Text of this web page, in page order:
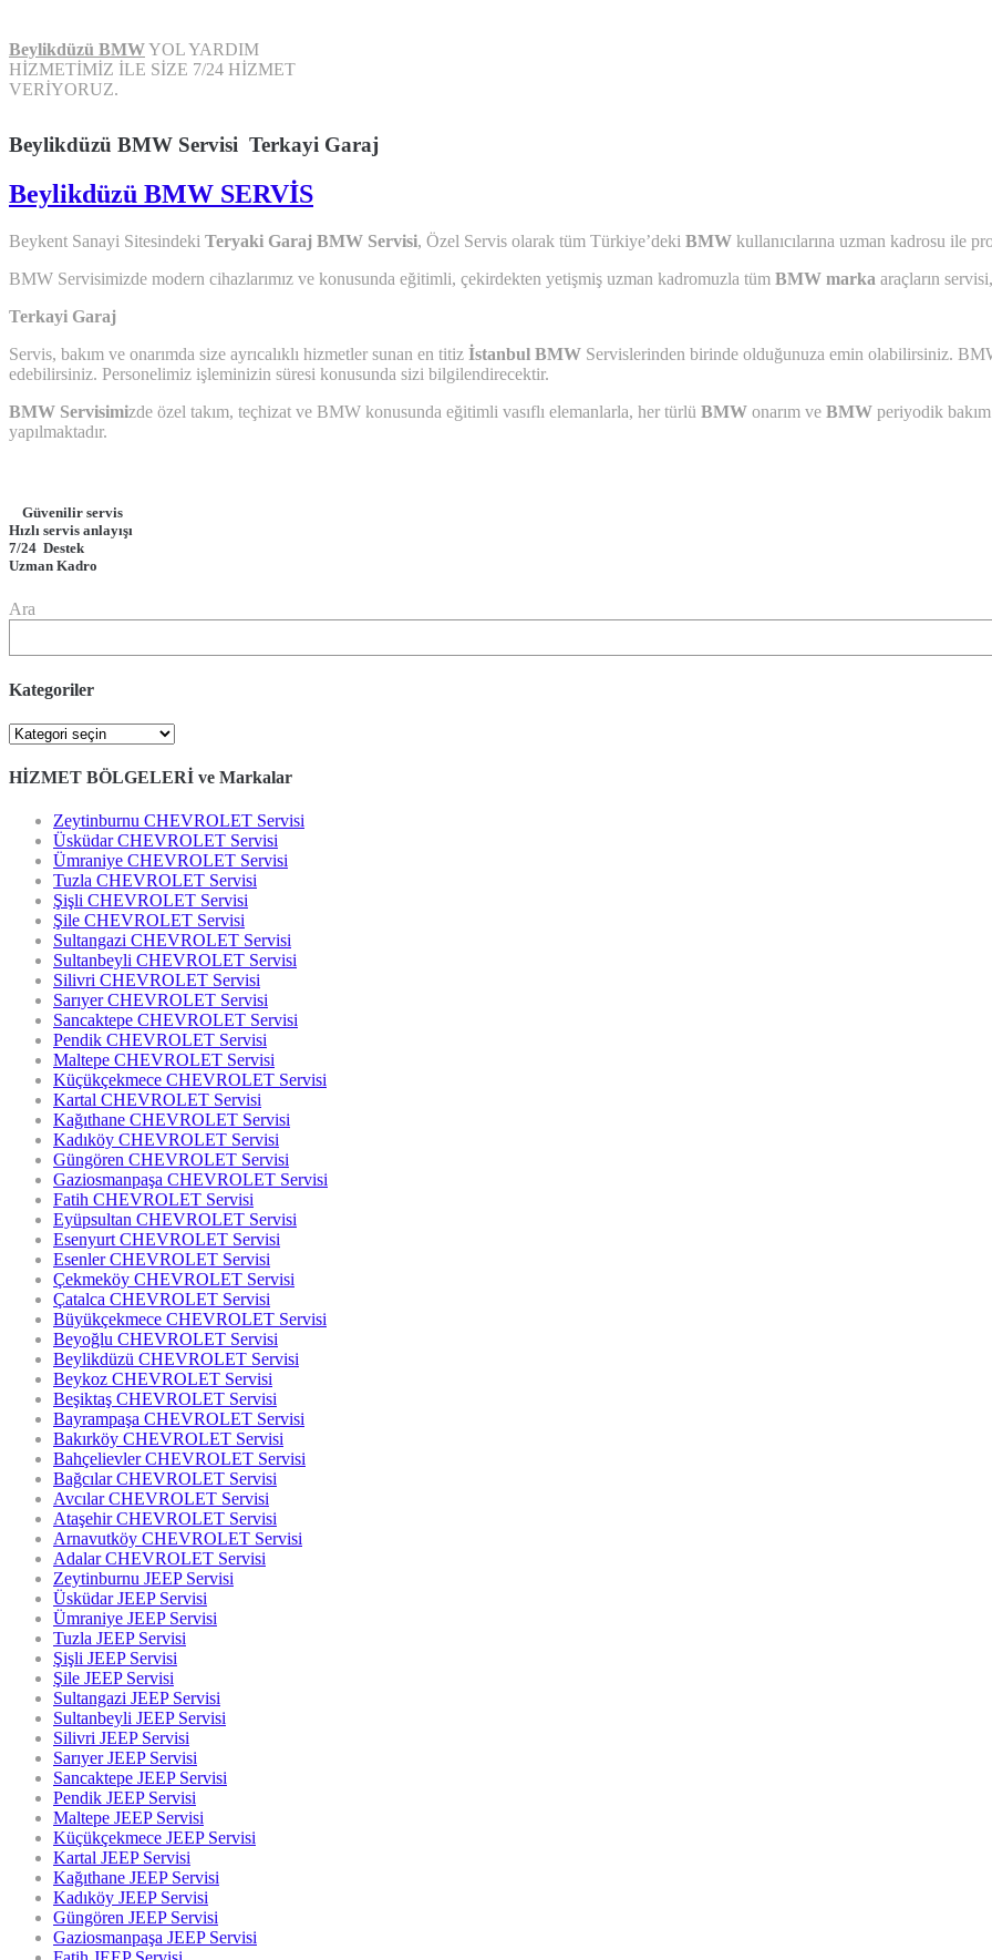
Beylikdüzü BMWYOL YARDIM
HİZMETİMİZ İLE SİZE 7/24 HİZMET
VERİYORUZ.
Beylikdüzü BMW Servisi Terkayi Garaj
Beylikdüzü BMW SERVİS
Beykent Sanayi Sitesindeki Teryaki Garaj BMW Servisi, Özel Servis olarak tüm Türkiye’deki BMW kullanıcılarına uzman kadrosu ile
BMW Servisimizde modern cihazlarımız ve konusunda eğitimli, çekirdekten yetişmiş uzman kadromuzla tüm BMW marka araçların
Terkayi Garaj
Servis, bakım ve onarımda size ayrıcalıklı hizmetler sunan en titiz İstanbul BMW Servislerinden birinde olduğunuza emin olabilirsiniz.
edebilirsiniz. Personelimiz işleminizin süresi konusunda sizi bilgilendirecektir.
BMW Servisimizde özel takım, teçhizat ve BMW konusunda eğitimli vasıflı elemanlarla, her türlü BMW onarım ve BMW periyodik
yapılmaktadır.
Güvenilir servis
Hızlı servis anlayışı
7/24 Destek
Uzman Kadro
Ara
Kategoriler
Kategoriler
HİZMET BÖLGELERİ ve Markalar
Zeytinburnu CHEVROLET Servisi
Üsküdar CHEVROLET Servisi
Ümraniye CHEVROLET Servisi
Tuzla CHEVROLET Servisi
Şişli CHEVROLET Servisi
Şile CHEVROLET Servisi
Sultangazi CHEVROLET Servisi
Sultanbeyli CHEVROLET Servisi
Silivri CHEVROLET Servisi
Sarıyer CHEVROLET Servisi
Sancaktepe CHEVROLET Servisi
Pendik CHEVROLET Servisi
Maltepe CHEVROLET Servisi
Küçükçekmece CHEVROLET Servisi
Kartal CHEVROLET Servisi
Kağıthane CHEVROLET Servisi
Kadıköy CHEVROLET Servisi
Güngören CHEVROLET Servisi
Gaziosmanpaşa CHEVROLET Servisi
Fatih CHEVROLET Servisi
Eyüpsultan CHEVROLET Servisi
Esenyurt CHEVROLET Servisi
Esenler CHEVROLET Servisi
Çekmeköy CHEVROLET Servisi
Çatalca CHEVROLET Servisi
Büyükçekmece CHEVROLET Servisi
Beyoğlu CHEVROLET Servisi
Beylikdüzü CHEVROLET Servisi
Beykoz CHEVROLET Servisi
Beşiktaş CHEVROLET Servisi
Bayrampaşa CHEVROLET Servisi
Bakırköy CHEVROLET Servisi
Bahçelievler CHEVROLET Servisi
Bağcılar CHEVROLET Servisi
Avcılar CHEVROLET Servisi
Ataşehir CHEVROLET Servisi
Arnavutköy CHEVROLET Servisi
Adalar CHEVROLET Servisi
Zeytinburnu JEEP Servisi
Üsküdar JEEP Servisi
Ümraniye JEEP Servisi
Tuzla JEEP Servisi
Şişli JEEP Servisi
Şile JEEP Servisi
Sultangazi JEEP Servisi
Sultanbeyli JEEP Servisi
Silivri JEEP Servisi
Sarıyer JEEP Servisi
Sancaktepe JEEP Servisi
Pendik JEEP Servisi
Maltepe JEEP Servisi
Küçükçekmece JEEP Servisi
Kartal JEEP Servisi
Kağıthane JEEP Servisi
Kadıköy JEEP Servisi
Güngören JEEP Servisi
Gaziosmanpaşa JEEP Servisi